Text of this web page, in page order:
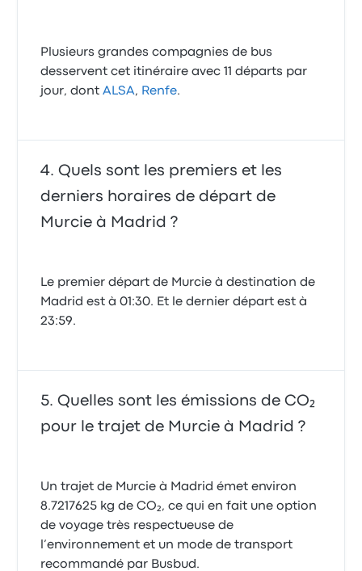
Plusieurs grandes compagnies de bus
desservent cet itinéraire avec 11 départs par
jour, dontALSA, Renfe.
Quels sont les premiers et les
derniers horaires de départ de
Murcie à Madrid ?
Le premier départ de Murcie à destination de
Madrid est à 01:30. Et le dernier départ est à
23:59.
Quelles sont les émissions de CO₂
pour le trajet de Murcie à Madrid ?
Un trajet de Murcie à Madrid émet environ
8.7217625 kg de CO₂, ce qui en fait une option
de voyage très respectueuse de
l’environnement et un mode de transport
recommandé par Busbud.